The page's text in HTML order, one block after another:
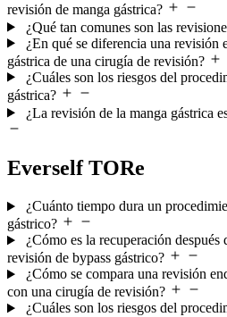
revisión de manga gástrica?
¿Qué tan comunes son las
¿En qué se diferencia una revisión
gástrica de una cirugía de revisión?
¿Cuáles son los riesgos del
gástrica?
¿La revisión de la manga gástrica
Everself TORe
¿Cuánto tiempo dura un
gástrico?
¿Cómo es la recuperación
revisión de bypass gástrico?
¿Cómo se compara una revisión
con una cirugía de revisión?
¿Cuáles son los riesgos del